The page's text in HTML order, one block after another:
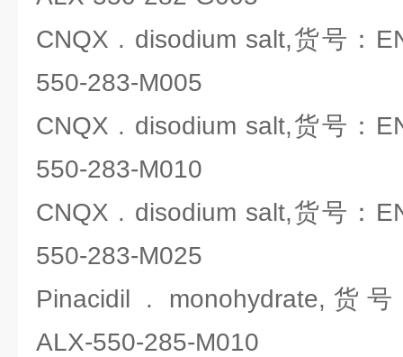
CNQX . disodium salt,货号：
550-283-M005
CNQX . disodium salt,货号：
550-283-M010
CNQX . disodium salt,货号：
550-283-M025
Pinacidil . monohydrate,货
ALX-550-285-M010